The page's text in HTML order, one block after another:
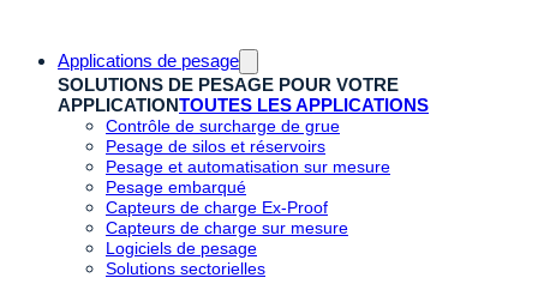
Applications de pesage
SOLUTIONS DE PESAGE POUR VOTRE
APPLICATIONTOUTES LES APPLICATIONS
Contrôle de surcharge de grue
Pesage de silos et réservoirs
Pesage et automatisation sur mesure
Pesage embarqué
Capteurs de charge Ex-Proof
Capteurs de charge sur mesure
Logiciels de pesage
Solutions sectorielles